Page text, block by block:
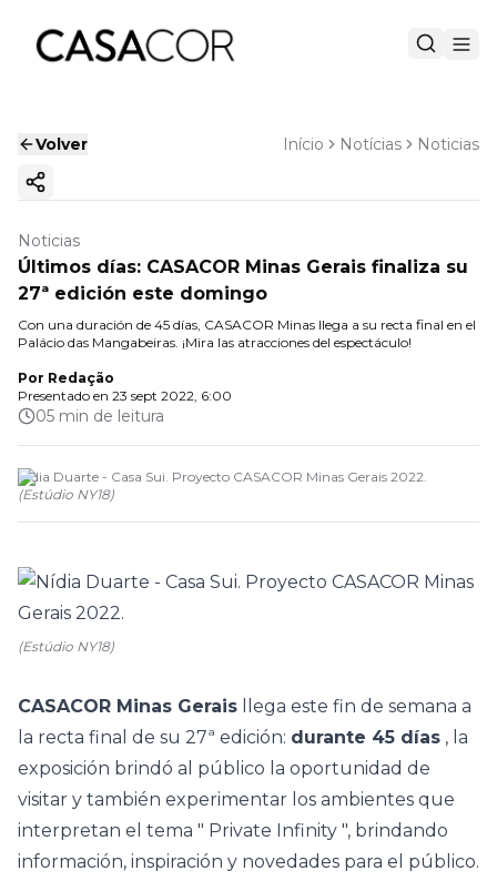
Volver Início Notícias Noticias
Copiar enlace
Noticias
Últimos días: CASACOR Minas Gerais finaliza su
27ª edición este domingo
Con una duración de 45 días, CASACOR Minas llega a su recta final en el
Palácio das Mangabeiras. ¡Mira las atracciones del espectáculo!
Por Redação
Presentado en 23 sept 2022, 6:00
05 min de leitura
Nídia Duarte - Casa Sui. Proyecto CASACOR Minas Gerais 2022.
(Estúdio NY18)
(Estúdio NY18)
CASACOR Minas Gerais llega este fin de semana a
la recta final de su 27ª edición: durante 45 días , la
exposición brindó al público la oportunidad de
visitar y también experimentar los ambientes que
interpretan el tema " Private Infinity ", brindando
información, inspiración y novedades para el público.